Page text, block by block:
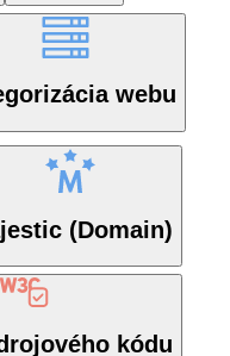
webu
(Domain)
kódu